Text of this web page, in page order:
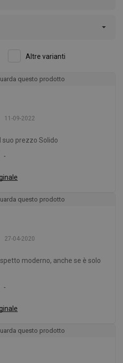
Altre varianti
questo prodotto
11-09-2022
suo prezzo Solido
-
questo prodotto
27-04-2020
moderno, anche se è solo
-
questo prodotto